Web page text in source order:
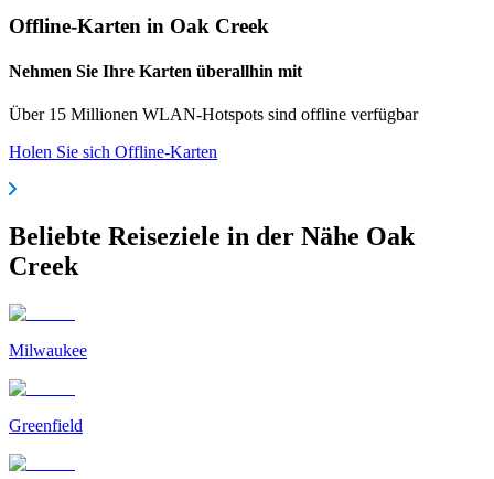
Offline-Karten in Oak Creek
Nehmen Sie Ihre Karten überallhin mit
Über 15 Millionen WLAN-Hotspots sind offline verfügbar
Holen Sie sich Offline-Karten
Beliebte Reiseziele in der Nähe Oak
Creek
Milwaukee
Greenfield